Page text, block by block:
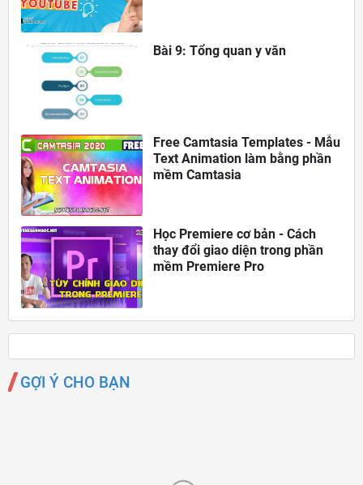
Bài 9: Tổng quan y văn
Free Camtasia Templates - Mẫu
Text Animation làm bằng phần
mềm Camtasia
Học Premiere cơ bản - Cách
thay đổi giao diện trong phần
mềm Premiere Pro
GỢI Ý CHO BẠN